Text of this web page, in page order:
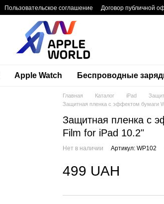
Пользовательское соглашение Договор публичной
Apple Watch Беспроводные
Главная Каталог iPad
Защитная пленка с эффектом бумаги
Защитная пленка с
Film for iPad 10.2"
Нет в наличии Артикул: WP102
499 UAH